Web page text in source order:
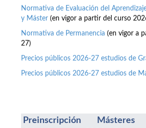
Normativa de Evaluación del
y Máster (en vigor a partir del curso
Normativa de Permanencia (en vigor a
27)
Precios públicos 2026-27 estudios de
Precios públicos 2026-27 estudios de
Preinscripción Másteres